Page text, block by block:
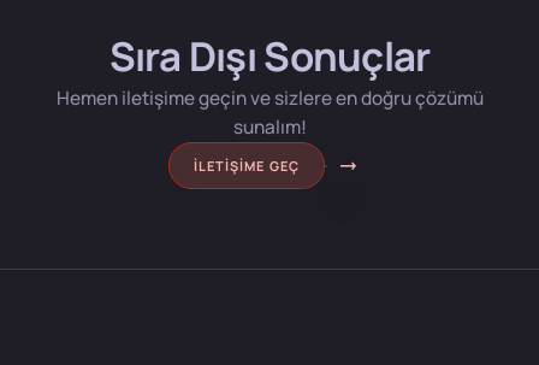
Sıra Dışı Sonuçlar
Hemen iletişime geçin ve sizlere en doğru çözümü
sunalım!
İLETIŞIME GEÇ